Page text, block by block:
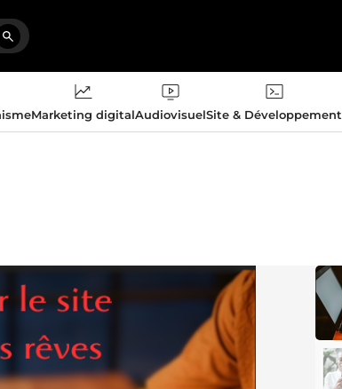
Marketing digitalAudiovisuelSite & Développement